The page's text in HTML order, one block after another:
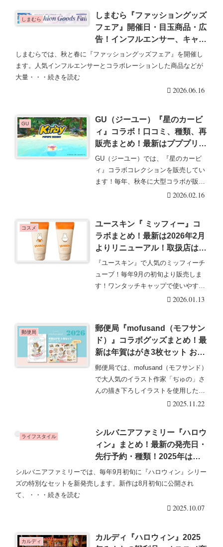
しまむら
しまむら『ファッショングッズ
フェア』開催日・目玉商品・広
告！インフルエンサー、キャラ
コラボも！最新は2026/6/17～
夏が開催！
しまむらでは、秋と春に『ファッショングッズフェア』を開催し
ます。人気インフルエンサーとコラボレーションした商品などが
大量・・・続きを読む
2026.06.16
GU
GU（ジーユー）『星のカービ
ィ』コラボ！口コミ、種類、再
販売まとめ！最新はプププリゾ
ートが2026年の夏に新発売！
ワドルディも！
GU（ジーユー）では、『星のカービ
ィ』コラボコレクションを販売してい
ます！毎年、秋冬に大型コラボが販売
するのが定番です！・・・続きを読む
2026.02.16
コスメ
ユースキン『 ミッフィー』コ
ラボまとめ！最新は2026年2月
よりリニューアル！取扱店はど
こ？おばけミッフィーに！チュ
ーブ、ハナハンドクリーム、ポ
ンプ！歴代デザイン！
『ユースキン』で人気のミッフィーチ
ューブ！毎年9月の初旬より販売しま
す！ワンタッチキャップで使いやすい
チューブタイプでオ・・・続きを読む
2026.01.13
郵便局
郵便局『mofusand（モフサン
ド）』コラボグッズまとめ！最
新は年賀はがき3枚セット おま
けシールつきが2025/11/14より
新発売！
郵便局では、mofusand（モフサンド）
で大人気のイラスト作家「ぢゅの」さ
んの描き下ろしイラストを使用したグ
ッズを販売・・・続きを読む2025.11.22
ライフスタイル
シルバニアファミリー『ハロウ
ィン』まとめ！最新の発売日・
先行予約・種類！2025年はハ
ロウィンおばけとかぼちゃの馬
車セット！取扱店はどこ？販売
シルバニアファミリーでは、毎年9月初旬に『ハロウィン』シリー
ズの特別なセットを新発売します。新作は8月初旬に公開され
て、・・・続きを読む
2025.10.07
カルディ
カルディ『ハロウィン』2025